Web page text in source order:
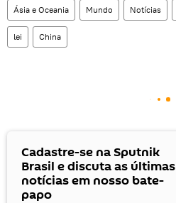
Ásia e Oceania Mundo Notícias
lei China
Cadastre-se na Sputnik
Brasil e discuta as últimas
notícias em nosso bate-
papo